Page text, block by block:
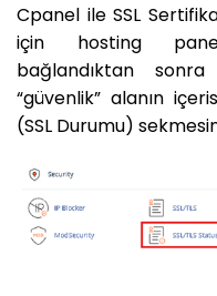
Cpanel ile SSL
için hosting
bağlandıktan
“güvenlik” alanın
(SSL Durumu)